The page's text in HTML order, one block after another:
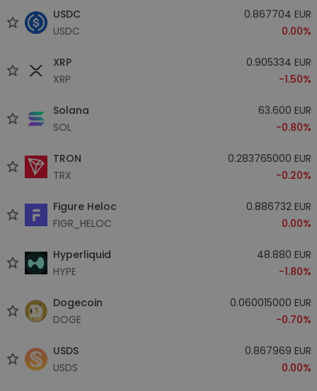
USDC
USDC
0.867704 EUR
0.00%
XRP
XRP
0.905334 EUR
-1.50%
Solana
SOL
63.600 EUR
-0.80%
TRON
TRX
0.283765000 EUR
-0.20%
Figure Heloc
FIGR_HELOC
0.886732 EUR
0.00%
Hyperliquid
HYPE
48.880 EUR
-1.80%
Dogecoin
DOGE
0.060015000 EUR
-0.70%
USDS
USDS
0.867969 EUR
0.00%